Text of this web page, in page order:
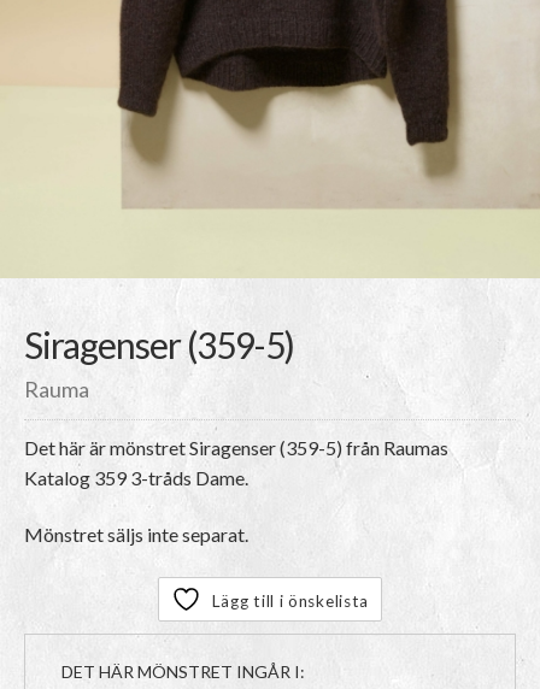
Siragenser (359-5)
Rauma
Det här är mönstret Siragenser (359-5) från Raumas
Katalog 359 3-tråds Dame.
Mönstret säljs inte separat.
Lägg till i önskelista
DET HÄR MÖNSTRET INGÅR I: